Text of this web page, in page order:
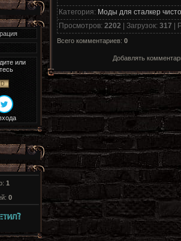
или
1
0
Категория: Моды для сталкер
Просмотров: 2202 | Загрузок: 317 |
Всего комментариев: 0
Добавлять